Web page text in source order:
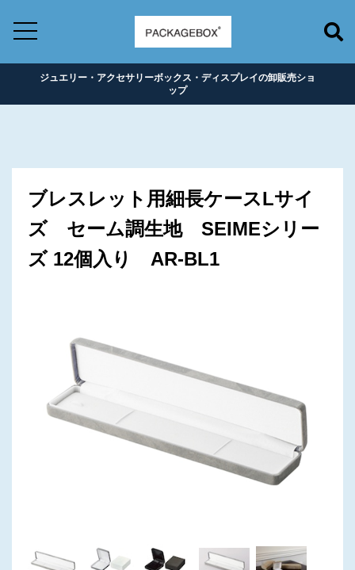
ジュエリー・アクセサリーボックス・ディスプレイの卸販売ショ
ップ
ブレスレット用細長ケースLサイ
ズ セーム調生地 SEIMEシリー
ズ 12個入り AR-BL1